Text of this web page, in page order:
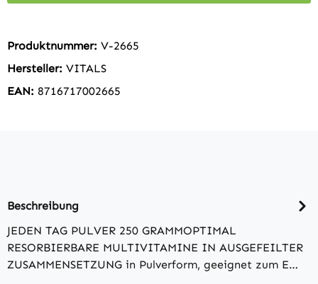
Produktnummer: V-2665
Hersteller: VITALS
EAN: 8716717002665
Beschreibung
JEDEN TAG PULVER 250 GRAMMOPTIMAL
RESORBIERBARE MULTIVITAMINE IN AUSGEFEILTER
ZUSAMMENSETZUNG in Pulverform, geeignet zum E…